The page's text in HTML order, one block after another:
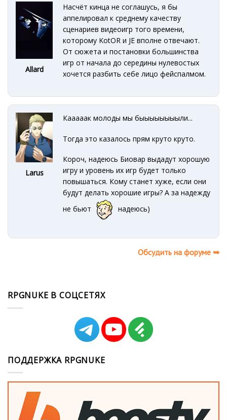
Allard
Насчёт кинца не соглашусь, я бы
аппелировал к среднему качеству
сценариев видеоигр того времени,
которому KotOR и JE вполне отвечают.
От сюжета и постановки большинства
игр от начала до середины нулевостых
хочется разбить себе лицо фейспалмом.
Larus
Кааааак молоды мы быыыыыыыыли...
Тогда это казалось прям круто круто.
Короч, надеюсь Биовар выдадут хорошую
игру и уровень их игр будет только
повышаться. Кому станет хуже, если они
будут делать хорошие игры? А за надежду
не бьют
надеюсь)
Обсудить на форуме ➥
RPGNUKE В СОЦСЕТЯХ
ПОДДЕРЖКА RPGNUKE